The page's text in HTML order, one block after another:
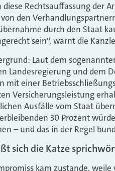
diese Rechtsauffassung der
den
durch den Staat
sein“, warnt die
Laut dem
Landesregierung und dem
mit einer
Versicherungsleistung
Ausfälle vom Staat
30 Prozent
– und das in der Regel
sich die Katze
kam zustande,